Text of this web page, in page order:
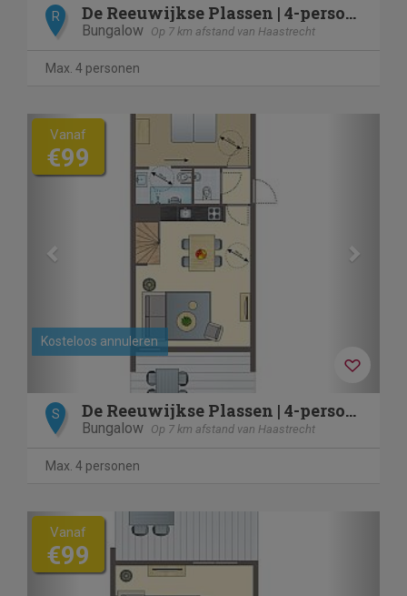
R De Reeuwijkse Plassen | 4-persoons waterwoning - Vlist | 4L
Bungalow Op 7 km afstand van Haastrecht
Max. 4 personen
Previous
Kosteloos annuleren
Vanaf
€99
S De Reeuwijkse Plassen | 4-persoons waterwoning - Extra toega
Bungalow Op 7 km afstand van Haastrecht
Max. 4 personen
Previous
Vanaf
€99